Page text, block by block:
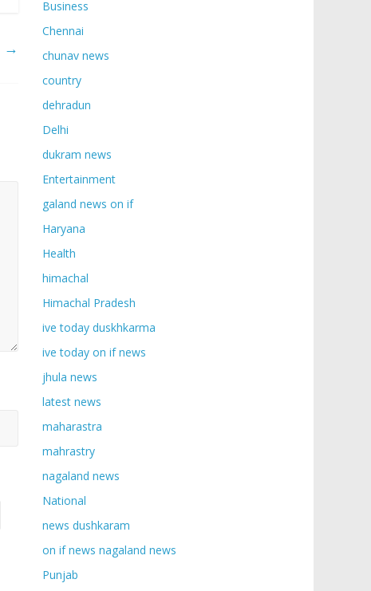
→
Business
Chennai
chunav news
country
dehradun
Delhi
dukram news
Entertainment
galand news on if
Haryana
Health
himachal
Himachal Pradesh
ive today duskhkarma
ive today on if news
jhula news
latest news
maharastra
mahrastry
nagaland news
National
news dushkaram
on if news nagaland news
Punjab